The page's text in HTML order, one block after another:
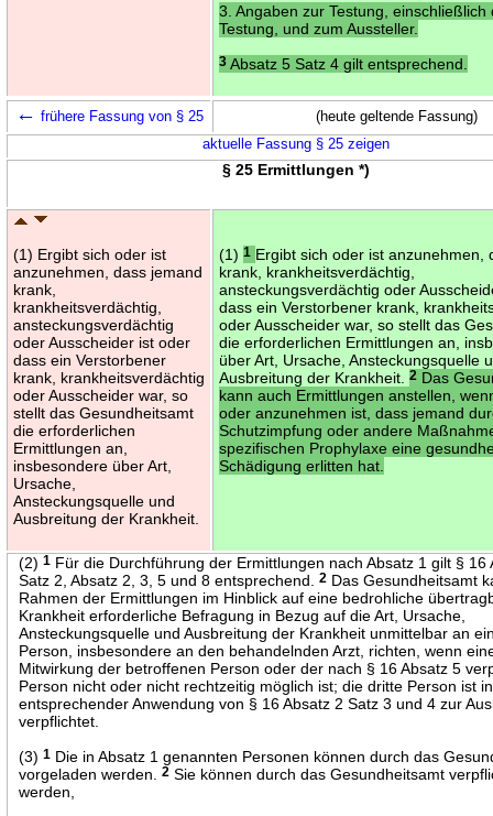
3. Angaben zur Testung, einschließlich
Testung, und zum Aussteller.
3 Absatz 5 Satz 4 gilt entsprechend.
← frühere Fassung von § 25
(heute geltende Fassung)
aktuelle Fassung § 25 zeigen
§ 25 Ermittlungen *)
(1) Ergibt sich oder ist
anzunehmen, dass jemand
krank,
krankheitsverdächtig,
ansteckungsverdächtig
oder Ausscheider ist oder
dass ein Verstorbener
krank, krankheitsverdächtig
oder Ausscheider war, so
stellt das Gesundheitsamt
die erforderlichen
Ermittlungen an,
insbesondere über Art,
Ursache,
Ansteckungsquelle und
Ausbreitung der Krankheit.
(1)1 Ergibt sich oder ist anzunehmen,
krank, krankheitsverdächtig,
ansteckungsverdächtig oder
dass ein Verstorbener krank,
oder Ausscheider war, so stellt das
die erforderlichen Ermittlungen an,
über Art, Ursache, Ansteckungsquelle
Ausbreitung der Krankheit.2 Das
kann auch Ermittlungen anstellen,
oder anzunehmen ist, dass jemand
Schutzimpfung oder andere
spezifischen Prophylaxe eine
Schädigung erlitten hat.
(2)1 Für die Durchführung der Ermittlungen nach Absatz 1 gilt § 16
Satz 2, Absatz 2, 3, 5 und 8 entsprechend.2 Das Gesundheitsamt
Rahmen der Ermittlungen im Hinblick auf eine bedrohliche
Krankheit erforderliche Befragung in Bezug auf die Art, Ursache,
Ansteckungsquelle und Ausbreitung der Krankheit unmittelbar an
Person, insbesondere an den behandelnden Arzt, richten, wenn
Mitwirkung der betroffenen Person oder der nach § 16 Absatz 5
Person nicht oder nicht rechtzeitig möglich ist; die dritte Person ist in
entsprechender Anwendung von § 16 Absatz 2 Satz 3 und 4 zur
verpflichtet.
(3)1 Die in Absatz 1 genannten Personen können durch das
vorgeladen werden.2 Sie können durch das Gesundheitsamt
werden,